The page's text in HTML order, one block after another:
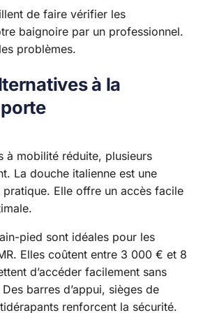
de faire vérifier les
baignoire par un professionnel.
problèmes.
à la
à mobilité réduite, plusieurs
La douche italienne est une
Elle offre un accès facile
pied sont idéales pour les
Elles coûtent entre 3 000 € et 8
d’accéder facilement sans
barres d’appui, sièges de
renforcent la sécurité.